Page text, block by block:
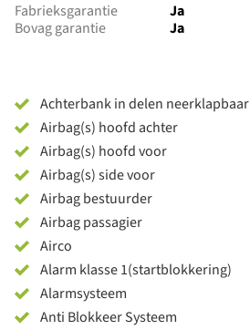
Fabrieksgarantie
Ja
Bovag garantie
Ja
Achterbank in delen neerklapbaar
Airbag(s) hoofd achter
Airbag(s) hoofd voor
Airbag(s) side voor
Airbag bestuurder
Airbag passagier
Airco
Alarm klasse 1(startblokkering)
Alarmsysteem
Anti Blokkeer Systeem